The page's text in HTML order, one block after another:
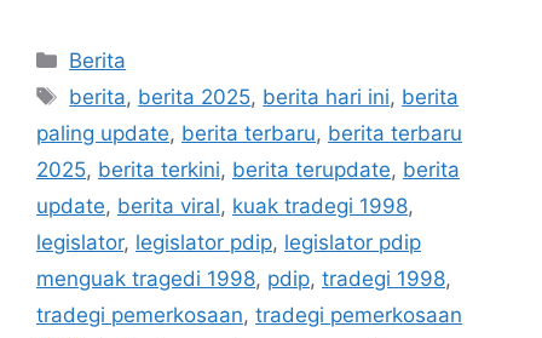
Kategori
Berita
Tag
berita, berita 2025, berita hari ini, berita
paling update, berita terbaru, berita terbaru
2025, berita terkini, berita terupdate, berita
update, berita viral, kuak tradegi 1998,
legislator, legislator pdip, legislator pdip
menguak tragedi 1998, pdip, tradegi 1998,
tradegi pemerkosaan, tradegi pemerkosaan